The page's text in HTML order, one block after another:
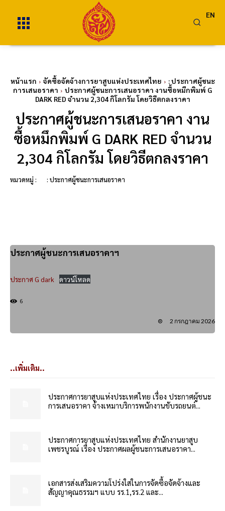
EN
หน้าแรก จัดซื้อจัดจ้างการยาสูบแห่งประเทศไทย
: ประกาศผู้ชนะ
การเสนอราคา
ประกาศผู้ชนะการเสนอราคา งานซื้อหมึกพิมพ์ G
DARK RED จำนวน 2,304 กิโลกรัม โดยวิธีตกลงราคา
ประกาศผู้ชนะการเสนอราคา งาน
ซื้อหมึกพิมพ์ G DARK RED จำนวน
2,304 กิโลกรัม โดยวิธีตกลงราคา
หมวดหมู่ : : ประกาศผู้ชนะการเสนอราคา
ประกาศผู้ชนะการเสนอราคาฯ
ประกาศ G dark ดาวน์โหลด
6
2 กรกฎาคม 2026
..เพิ่มเติม..
ประกาศการยาสูบแห่งประเทศไทย เรื่อง ประกาศผู้ชนะ
การเสนอราคา จ้างเหมาบริการพนักงานขับรถยนต์...
ประกาศการยาสูบแห่งประเทศไทย สำนักงานยาสูบ
เพชรบูรณ์ เรื่อง ประกาศผลผู้ชนะการเสนอราคา...
เอกสารส่งเสริมความโปร่งใสในการจัดซื้อจัดจ้างและ
สัญญาคุณธรรมฯ แบบ รร.1,รร.2 และ...